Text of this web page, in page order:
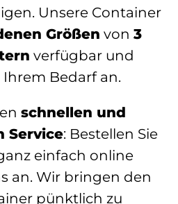
Unsere Container
Größen von 3
verfügbar und
Ihrem Bedarf an.
schnellen und
Service: Bestellen Sie
einfach online
an. Wir bringen den
pünktlich zu